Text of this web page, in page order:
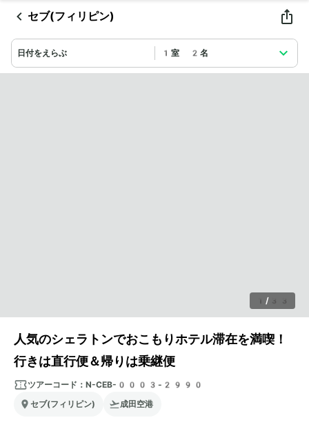
セブ(フィリピン)
日付をえらぶ 1室 2名
1 / 33
人気のシェラトンでおこもりホテル滞在を満喫！
行きは直行便＆帰りは乗継便
ツアーコード： N-CEB-0003-2990
セブ(フィリピン)
成田空港